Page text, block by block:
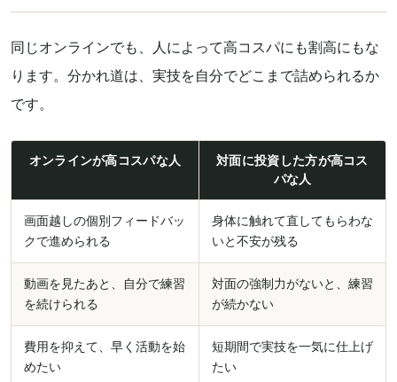
同じオンラインでも、人によって高コスパにも割高にもな
ります。分かれ道は、実技を自分でどこまで詰められるか
です。
オンラインが高コスパな人
対面に投資した方が高コス
パな人
画面越しの個別フィードバッ
クで進められる
身体に触れて直してもらわな
いと不安が残る
動画を見たあと、自分で練習
を続けられる
対面の強制力がないと、練習
が続かない
費用を抑えて、早く活動を始
めたい
短期間で実技を一気に仕上げ
たい